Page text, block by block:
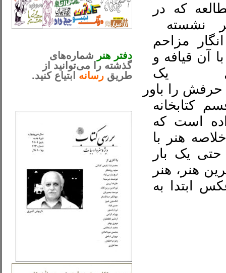
که در
نشسته
مزاحم
آن قیافه و
یک
را باور
کتابخانه
است که
هنر با
یک بار
هنر، هنر
ابتدا به
دفتر هنر شماره‌های
گذشته را می‌توانید از
طریق رسانه ابتیاع کنید.